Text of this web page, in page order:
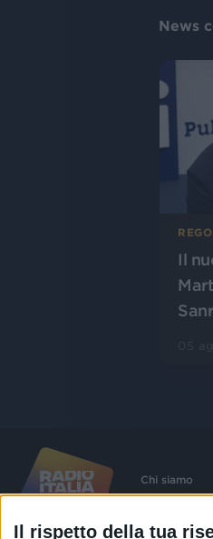
Il rispetto della tua
News
Il
Chi siamo